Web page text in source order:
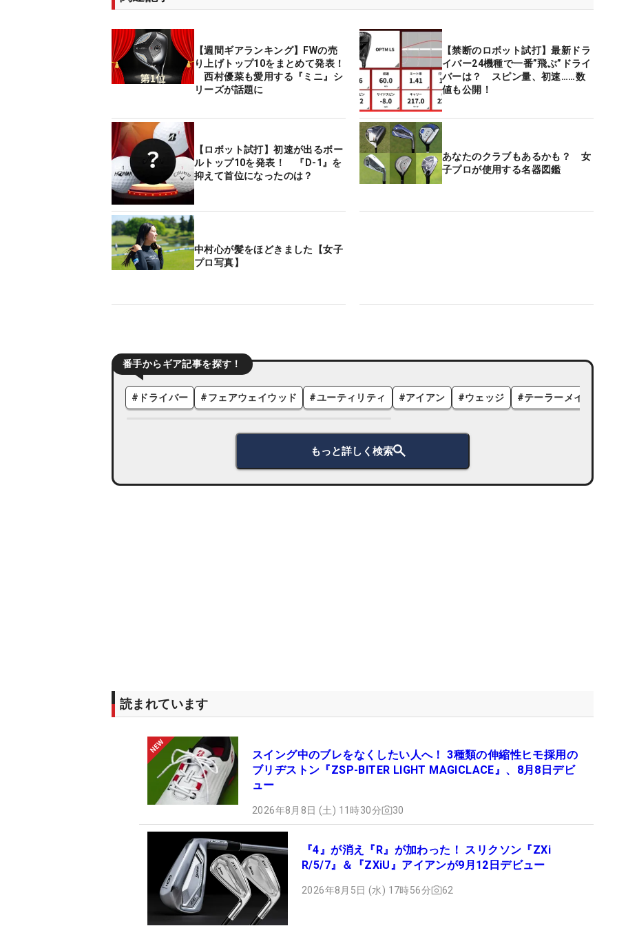
【週間ギアランキング】FWの売
り上げトップ10をまとめて発表！
西村優菜も愛用する『ミニ』シ
リーズが話題に
【禁断のロボット試打】最新ドラ
イバー24機種で一番”飛ぶ”ドライ
バーは？ スピン量、初速……数
値も公開！
【ロボット試打】初速が出るボー
ルトップ10を発表！ 『D-1』を
抑えて首位になったのは？
あなたのクラブもあるかも？ 女
子プロが使用する名器図鑑
中村心が髪をほどきました【女子
プロ写真】
番手からギア記事を探す！
# ドライバー #フェアウェイウッド #ユーティリティ #アイアン #ウェッジ #テーラーメイド
もっと詳しく検索
読まれています
スイング中のブレをなくしたい人へ！ 3種類の伸縮性ヒモ採用の
ブリヂストン『ZSP-BITER LIGHT MAGICLACE』、8月8日デビ
ュー
2026年8月8日 (土) 11時30分 30
『4』が消え『R』が加わった！ スリクソン『ZXi
R/5/7』＆『ZXiU』アイアンが9月12日デビュー
2026年8月5日 (水) 17時56分 62